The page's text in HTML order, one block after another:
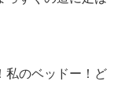
私のベッドー！ど